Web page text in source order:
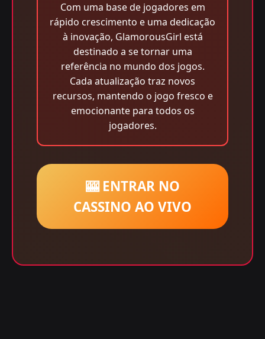
Com uma base de jogadores em
rápido crescimento e uma dedicação
à inovação, GlamorousGirl está
destinado a se tornar uma
referência no mundo dos jogos.
Cada atualização traz novos
recursos, mantendo o jogo fresco e
emocionante para todos os
jogadores.
🎰 ENTRAR NO
CASSINO AO VIVO